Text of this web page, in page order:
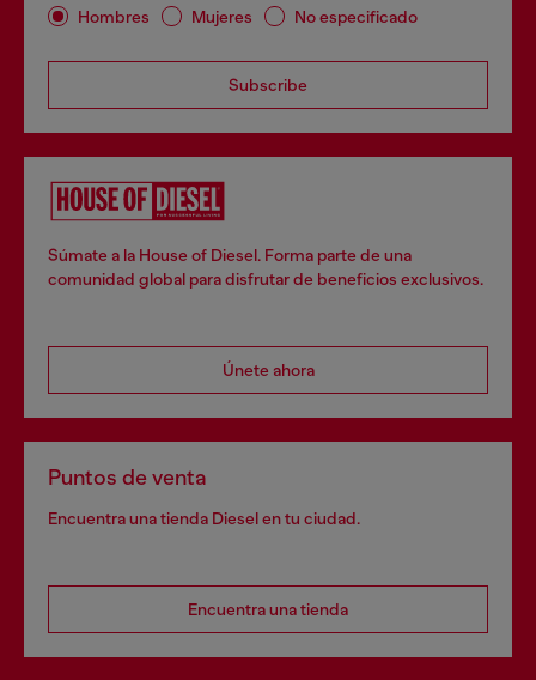
Hombres Mujeres No especificado
Subscribe
Súmate a la House of Diesel. Forma parte de una
comunidad global para disfrutar de beneficios exclusivos.
Únete ahora
Puntos de venta
Encuentra una tienda Diesel en tu ciudad.
Encuentra una tienda